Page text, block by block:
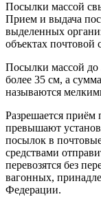
Посылки массой
Прием и выдача
выделенных
объектах почтовой
Посылки массой до
более 35 см, а
называются
Разрешается приём
превышают
посылок в
средствами
перевозятся без
вагонных,
Федерации.